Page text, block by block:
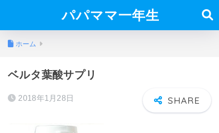
パパママ一年生
ホーム
ベルタ葉酸サプリ
2018年1月28日